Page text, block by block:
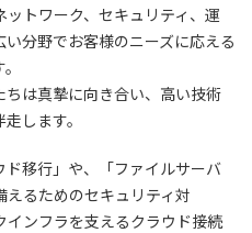
トワーク、セキュリティ、運
分野でお客様のニーズに応える
は真摯に向き合い、高い技術
します。
移行」や、「ファイルサーバ
るためのセキュリティ対
ンフラを支えるクラウド接続